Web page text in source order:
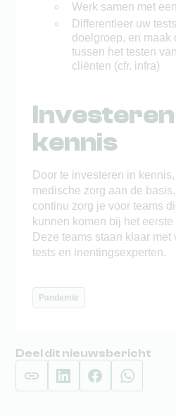
Werk samen met
Differentieer uw
doelgroep, en maak
tussen het testen
cliënten (cfr. infra)
Investeren
kennis
Door te investeren in
medische zorg aan de
continu zorg je voor teams
kunnen komen bij het
Deze teams staan klaar
tests en inentingsexperten.
Pandemie
Deel dit nieuwsbericht